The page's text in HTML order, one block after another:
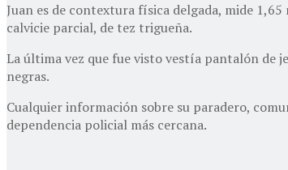
Juan es de contextura física delgada, mide
calvicie parcial, de tez trigueña.
La última vez que fue visto vestía pantalón de
negras.
Cualquier información sobre su paradero,
dependencia policial más cercana.